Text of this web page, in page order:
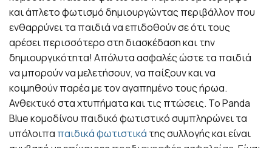
και άπλετο φωτισμό δημιουργώντας περιβάλλον που
ενθαρρύνει τα παιδιά να επιδοθούν σε ότι τους
αρέσει περισσότερο στη διασκέδαση και την
δημιουργικότητα! Απόλυτα ασφαλές ώστε τα παιδιά
να μπορούν να μελετήσουν, να παίξουν και να
κοιμηθούν παρέα με τον αγαπημένο τους ήρωα.
Ανθεκτικό στα χτυπήματα και τις πτώσεις. Το Panda
Blue κομοδίνου παιδικό φωτιστικό συμπληρώνει τα
υπόλοιπα παιδικά φωτιστικά της συλλογής και είναι